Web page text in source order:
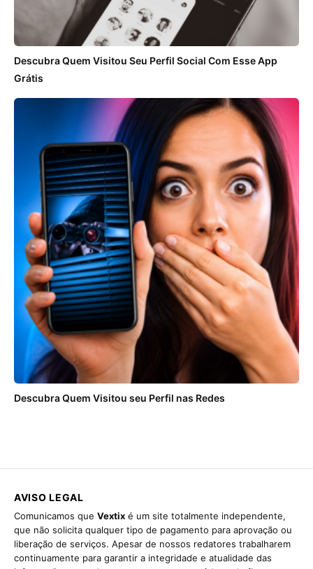
Descubra Quem Visitou Seu Perfil Social Com Esse App
Grátis
Descubra Quem Visitou seu Perfil nas Redes
AVISO LEGAL
Comunicamos que Vextix é um site totalmente independente,
que não solicita qualquer tipo de pagamento para aprovação ou
liberação de serviços. Apesar de nossos redatores trabalharem
continuamente para garantir a integridade e atualidade das